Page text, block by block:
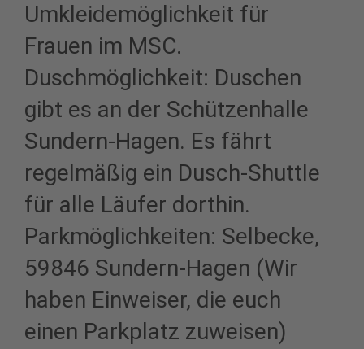
Umkleidemöglichkeit für
Frauen im MSC.
Duschmöglichkeit: Duschen
gibt es an der Schützenhalle
Sundern-Hagen. Es fährt
regelmäßig ein Dusch-Shuttle
für alle Läufer dorthin.
Parkmöglichkeiten: Selbecke,
59846 Sundern-Hagen (Wir
haben Einweiser, die euch
einen Parkplatz zuweisen)